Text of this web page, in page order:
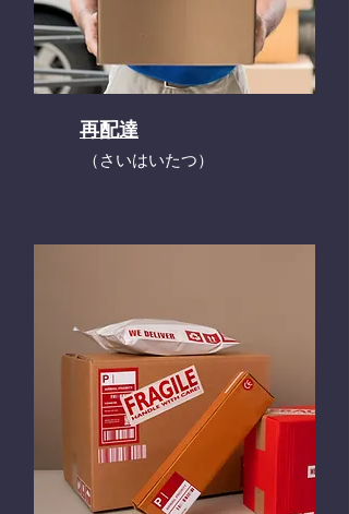
再配達
​（さいはいたつ）